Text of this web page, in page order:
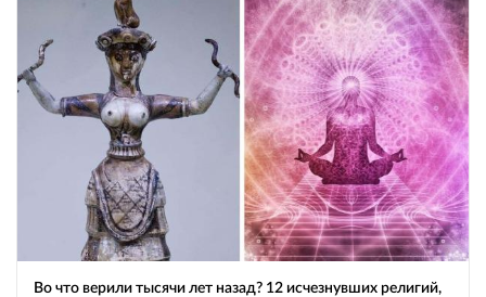
Во что верили тысячи лет назад? 12 исчезнувших религий,